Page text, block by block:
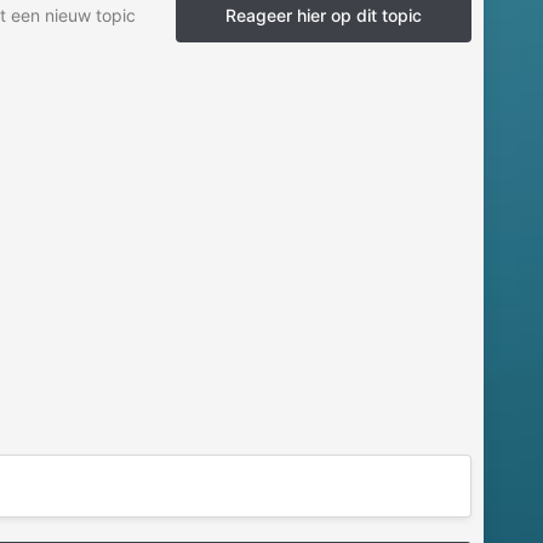
Reageer hier op dit topic
een nieuw topic